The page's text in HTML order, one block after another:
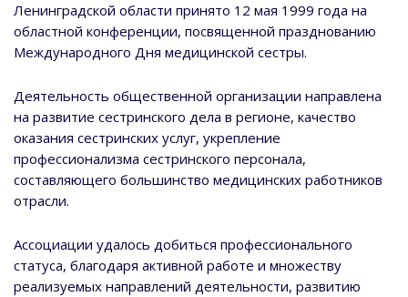
Ленинградской области принято 12 мая 1999 года на
областной конференции, посвященной празднованию
Международного Дня медицинской сестры.
Деятельность общественной организации направлена
на развитие сестринского дела в регионе, качество
оказания сестринских услуг, укрепление
профессионализма сестринского персонала,
составляющего большинство медицинских работников
отрасли.
Ассоциации удалось добиться профессионального
статуса, благодаря активной работе и множеству
реализуемых направлений деятельности, развитию